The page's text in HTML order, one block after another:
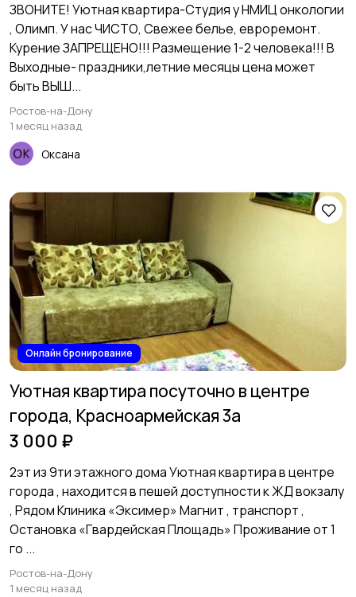
ЗВОНИТЕ! Уютная квартира-Студия у НМИЦ онкологии
, Олимп. У нас ЧИСТО, Свежее белье, евроремонт.
Курение ЗАПРЕЩЕНО!!! Размещение 1-2 человека!!! В
Выходные- праздники,летние месяцы цена может
быть ВЫШ...
Ростов-на-Дону
1 месяц назад
Оксана
Онлайн бронирование
Уютная квартира посуточно в центре
города, Красноармейская 3а
3 000 ₽
2эт из 9ти этажного дома Уютная квартира в центре
города , находится в пешей доступности к ЖД вокзалу
, Рядом Клиника «Эксимер» Магнит , транспорт ,
Остановка «Гвардейская Площадь» Проживание от 1
го ...
Ростов-на-Дону
1 месяц назад